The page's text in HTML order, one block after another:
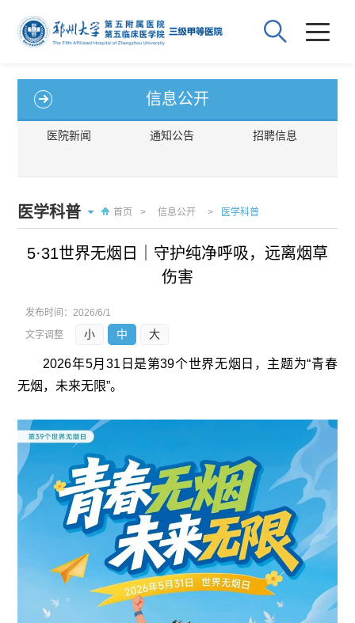
信息公开
医院新闻 通知公告 招聘信息
医学科普 首页 > 信息公开 > 医学科普
5·31世界无烟日｜守护纯净呼吸，远离烟草
伤害
发布时间：2026/6/1
文字调整
小 中 大
2026年5月31日是第39个世界无烟日，主题为“青春
无烟，未来无限”。